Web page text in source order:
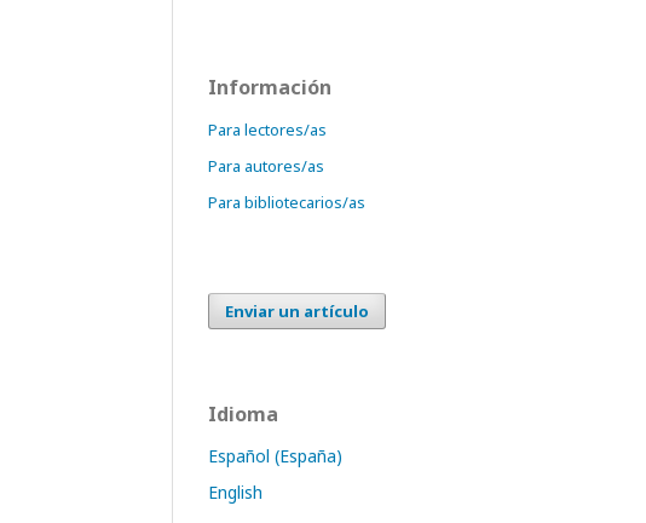
Información
Para lectores/as
Para autores/as
Para bibliotecarios/as
Enviar un artículo
Idioma
Español (España)
English